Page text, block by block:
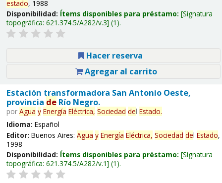
estado, 1988
Disponibilidad: Ítems disponibles para préstamo: Signatura
topográfica: 621.374.5/A282/v.3 (1).
Hacer reserva
Agregar al carrito
Estación transformadora San Antonio Oeste,
provincia deRío Negro.
por Agua y Energía Eléctrica, Sociedad del Estado.
Idioma: Español
Editor: Buenos Aires: Agua y Energía Eléctrica, Sociedad del Estado,
1998
Disponibilidad: Ítems disponibles para préstamo: Signatura
topográfica: 621.374.5/A282/v.1 (1).